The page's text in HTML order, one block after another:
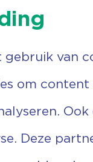
gebruik van
om
Deze